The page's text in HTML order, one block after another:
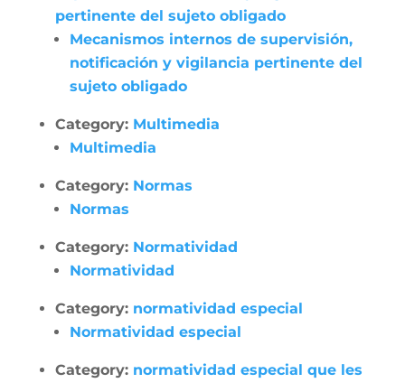
pertinente del sujeto obligado
Mecanismos internos de supervisión,
notificación y vigilancia pertinente del
sujeto obligado
Category: Multimedia
Multimedia
Category: Normas
Normas
Category: Normatividad
Normatividad
Category: normatividad especial
Normatividad especial
Category: normatividad especial que les